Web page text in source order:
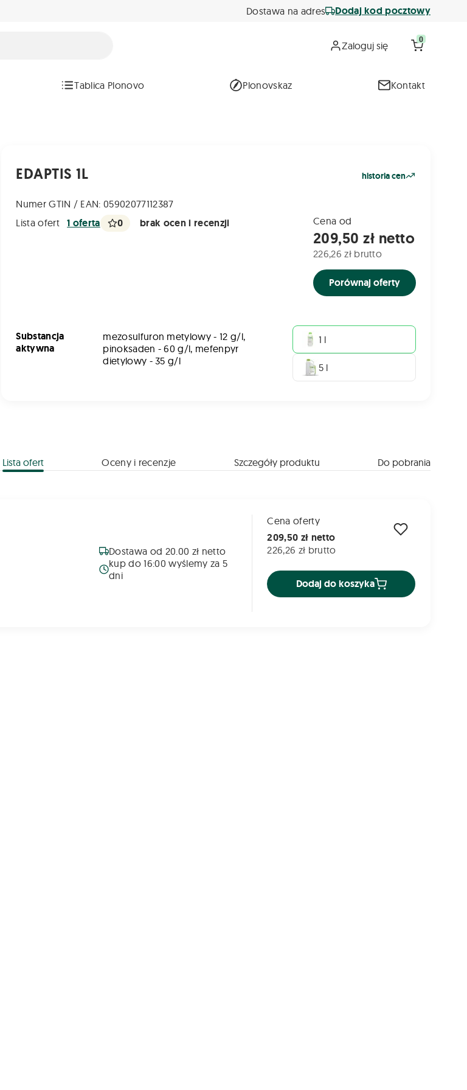
Dostawa na adres Dodaj kod pocztowy
Zaloguj się 0
Tablica Plonovo Plonovskaz Kontakt
EDAPTIS 1L
Numer GTIN / EAN: 05902077112387
historia cen
Lista ofert 1 oferta 0 brak ocen i recenzji Cena od
209,50 zł netto
226,26 zł brutto
Porównaj oferty
Substancja
aktywna
mezosulfuron metylowy - 12 g/l,
pinoksaden - 60 g/l, mefenpyr
dietylowy - 35 g/l
1 l
5 l
Lista ofert Oceny i recenzje Szczegóły produktu Do pobrania
Dostawa od 20.00 zł netto
kup do 16:00 wyślemy za 5
dni
Cena oferty
209,50 zł netto
226,26 zł brutto
Dodaj do koszyka